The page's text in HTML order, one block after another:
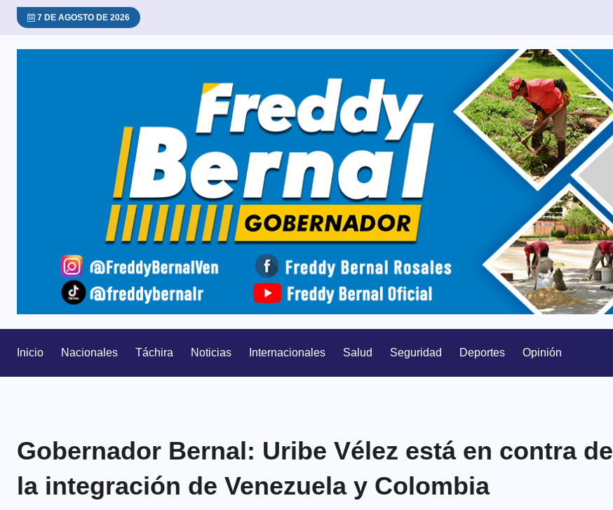
7 DE AGOSTO DE 2026
Inicio Nacionales Táchira Noticias Internacionales Salud Seguridad Deportes Opinión
Gobernador Bernal: Uribe Vélez está en contra de
la integración de Venezuela y Colombia